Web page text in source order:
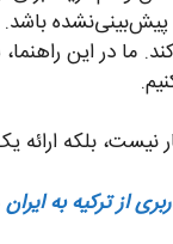
ما در این
نیست، بلکه
از ترکیه به ایران